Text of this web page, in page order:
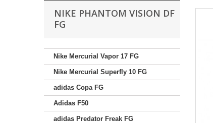
NIKE PHANTOM VISION DF
FG
Nike Mercurial Vapor 17 FG
Nike Mercurial Superfly 10 FG
adidas Copa FG
Adidas F50
adidas Predator Freak FG